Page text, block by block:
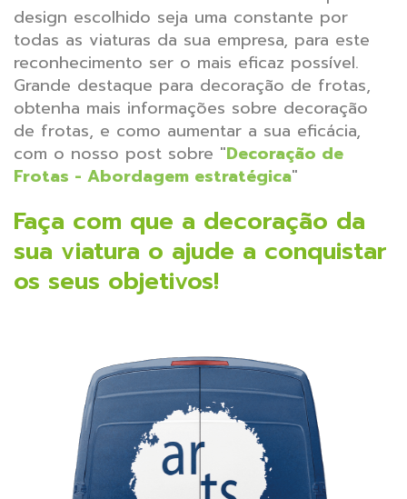
design escolhido seja uma constante por
todas as viaturas da sua empresa, para este
reconhecimento ser o mais eficaz possível.
Grande destaque para decoração de frotas,
obtenha mais informações sobre decoração
de frotas, e como aumentar a sua eficácia,
com o nosso post sobre "Decoração de
Frotas - Abordagem estratégica"
Faça com que a decoração da
sua viatura o ajude a conquistar
os seus objetivos!